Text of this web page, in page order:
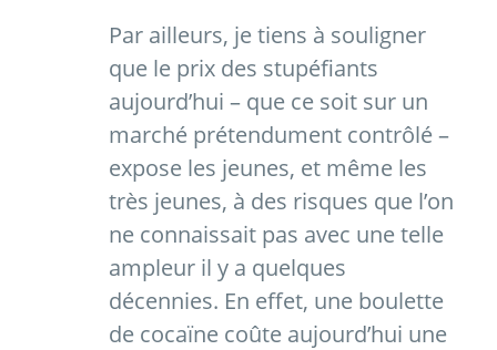
Par ailleurs, je tiens à souligner
que le prix des stupéfiants
aujourd’hui – que ce soit sur un
marché prétendument contrôlé –
expose les jeunes, et même les
très jeunes, à des risques que l’on
ne connaissait pas avec une telle
ampleur il y a quelques
décennies. En effet, une boulette
de cocaïne coûte aujourd’hui une